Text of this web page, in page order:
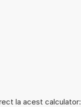
la acest calculator: